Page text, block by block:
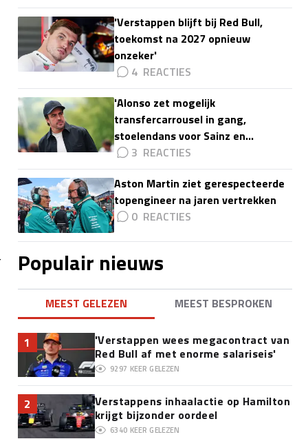
'Verstappen blijft bij Red Bull,
toekomst na 2027 opnieuw
onzeker'
4
'Alonso zet mogelijk
transfercarrousel in gang,
stoelendans voor Sainz en
Colapinto'
3
Aston Martin ziet gerespecteerde
topengineer na jaren vertrekken
0
Populair nieuws
MEEST GELEZEN MEEST BESPROKEN
1
'Verstappen wees megacontract van
Red Bull af met enorme salariseis'
9297 KEER GELEZEN
2
Verstappens inhaalactie op Hamilton
krijgt bijzonder oordeel
6340 KEER GELEZEN